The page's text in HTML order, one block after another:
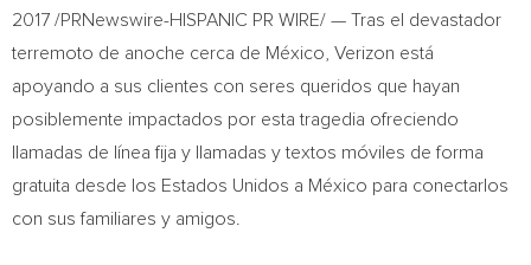
2017 /PRNewswire-HISPANIC PR WIRE/ — Tras el devastador
terremoto de anoche cerca de México, Verizon está
apoyando a sus clientes con seres queridos que hayan
posiblemente impactados por esta tragedia ofreciendo
llamadas de línea fija y llamadas y textos móviles de forma
gratuita desde los Estados Unidos a México para conectarlos
con sus familiares y amigos.